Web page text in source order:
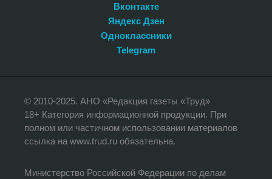
Вконтакте
Яндекс Дзен
Одноклассники
Telegram
© 2010-2025. АНО «Редакция газеты «Труд»
18+ Категория информационной продукции. При
полном или частичном использовании материалов
ссылка на www.trud.ru обязательна.
Министерство Российской Федерации по делам